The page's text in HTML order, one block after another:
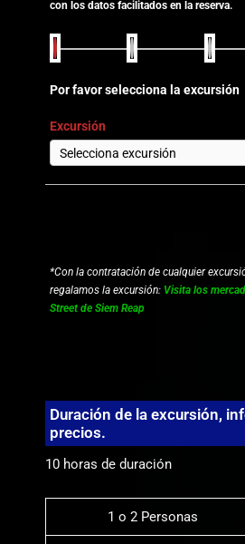
con los datos facilitados en la reserva.
Por favor selecciona la excursión
Excursión
*Con la contratación de cualquier
regalamos la excursión: Visita los
Street de Siem Reap
Duración de la excursión,
precios.
10 horas de duración
1 o 2 Personas